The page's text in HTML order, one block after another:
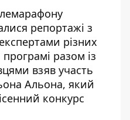
репортажі з
різних
разом із
взяв участь
Альона, який
конкурс